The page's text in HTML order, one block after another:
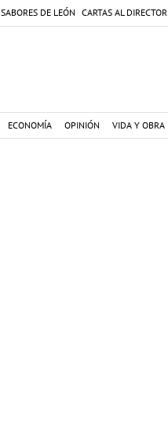
SABORES DE LEÓN CARTAS AL DIRECTOR
ECONOMÍA OPINIÓN VIDA Y OBRA